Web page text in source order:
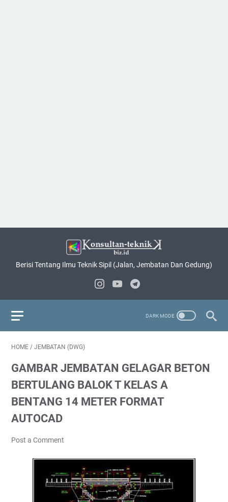
Berisi Tentang Ilmu Teknik Sipil (Jalan, Jembatan Dan Gedung)
HOME / JEMBATAN (DWG)
GAMBAR JEMBATAN GELAGAR BETON
BERTULANG BALOK T KELAS A
BENTANG 14 METER FORMAT
AUTOCAD
Post a Comment